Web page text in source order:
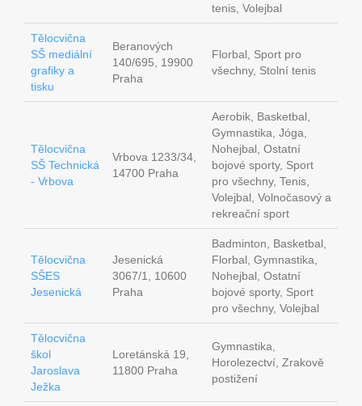
tenis, Volejbal
Tělocvična
SŠ mediální
grafiky a
tisku
Beranových
140/695, 19900
Praha
Florbal, Sport pro
všechny, Stolní tenis
Tělocvična
SŠ Technická
- Vrbova
Vrbova 1233/34,
14700 Praha
Aerobik, Basketbal,
Gymnastika, Jóga,
Nohejbal, Ostatní
bojové sporty, Sport
pro všechny, Tenis,
Volejbal, Volnočasový a
rekreační sport
Tělocvična
SŠES
Jesenická
Jesenická
3067/1, 10600
Praha
Badminton, Basketbal,
Florbal, Gymnastika,
Nohejbal, Ostatní
bojové sporty, Sport
pro všechny, Volejbal
Tělocvična
škol
Jaroslava
Ježka
Loretánská 19,
11800 Praha
Gymnastika,
Horolezectví, Zrakově
postižení